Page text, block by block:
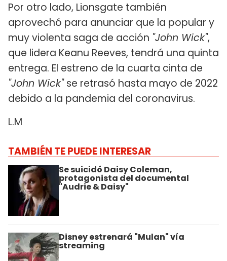
Por otro lado, Lionsgate también
aprovechó para anunciar que la popular y
muy violenta saga de acción "John Wick",
que lidera Keanu Reeves, tendrá una quinta
entrega. El estreno de la cuarta cinta de
"John Wick"se retrasó hasta mayo de 2022
debido a la pandemia del coronavirus.
L.M
TAMBIÉN TE PUEDE INTERESAR
Se suicidó Daisy Coleman,
protagonista del documental
"Audrie & Daisy"
Disney estrenará "Mulan" vía
streaming